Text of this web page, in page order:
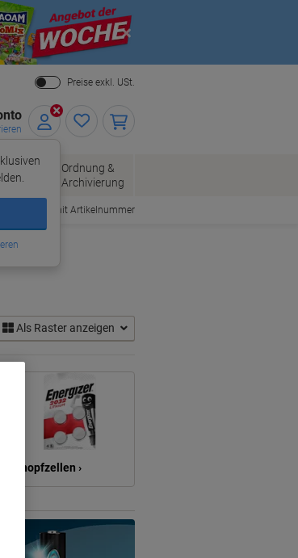
Close
Preise exkl. USt.
Ordnung &
Archivierung
Bestellen mit Artikelnummer
Als Raster anzeigen
Knopfzellen ›